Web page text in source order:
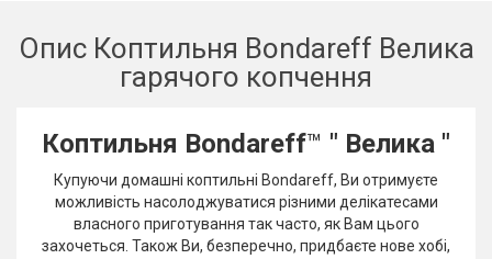
Опис Коптильня Bondareff Велика
гарячого копчення
Коптильня Bondareff™ " Велика "
Купуючи домашні коптильні Bondareff, Ви отримуєте
можливість насолоджуватися різними делікатесами
власного приготування так часто, як Вам цього
захочеться. Також Ви, безперечно, придбаєте нове хобі,